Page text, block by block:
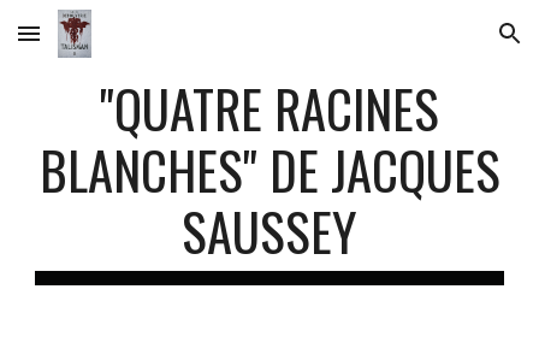
Skip to main content Skip to navigation
"QUATRE RACINES
BLANCHES" DE JACQUES
SAUSSEY